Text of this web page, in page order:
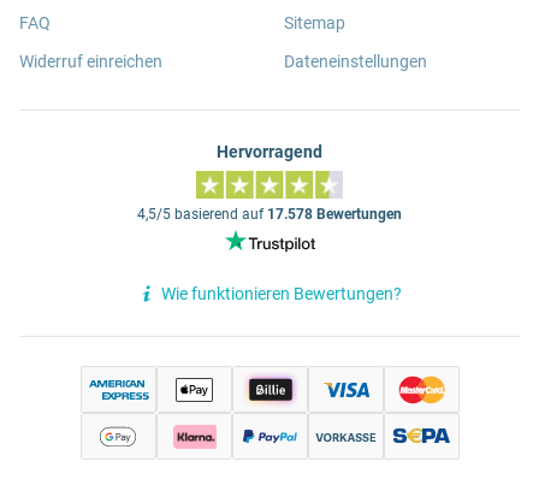
FAQ
Widerruf einreichen
Sitemap
Dateneinstellungen
Hervorragend
4,5/5 basierend auf 17.578 Bewertungen
Wie funktionieren Bewertungen?